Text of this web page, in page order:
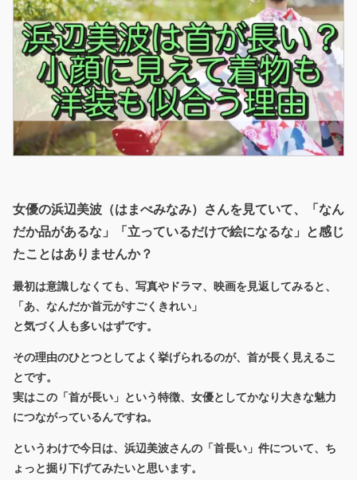
女優の浜辺美波（はまべみなみ）さんを見ていて、「なん
だか品があるな」「立っているだけで絵になるな」と感じ
たことはありませんか？
最初は意識しなくても、写真やドラマ、映画を見返してみると、
「あ、なんだか首元がすごくきれい」
と気づく人も多いはずです。
その理由のひとつとしてよく挙げられるのが、 首が長く見えるこ
とです。
実はこの「首が長い」という特徴、女優としてかなり大きな魅力
につながっているんですね。
というわけで今日は、浜辺美波さんの「首長い」件について、ち
ょっと掘り下げてみたいと思います。